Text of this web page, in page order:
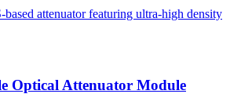
attenuator featuring ultra-high density
Optical Attenuator Module